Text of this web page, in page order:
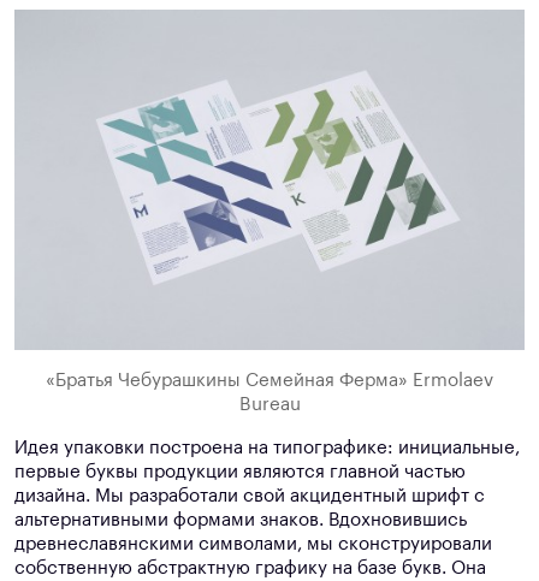
«Братья Чебурашкины Семейная Ферма» Ermolaev
Bureau
Идея упаковки построена на типографике: инициальные,
первые буквы продукции являются главной частью
дизайна. Мы разработали свой акцидентный шрифт с
альтернативными формами знаков. Вдохновившись
древнеславянскими символами, мы сконструировали
собственную абстрактную графику на базе букв. Она